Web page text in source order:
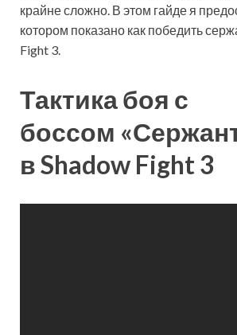
крайне сложно. В этом гайде я
котором показано как победить
Fight 3.
Тактика боя с
боссом
в Shadow Fight 3